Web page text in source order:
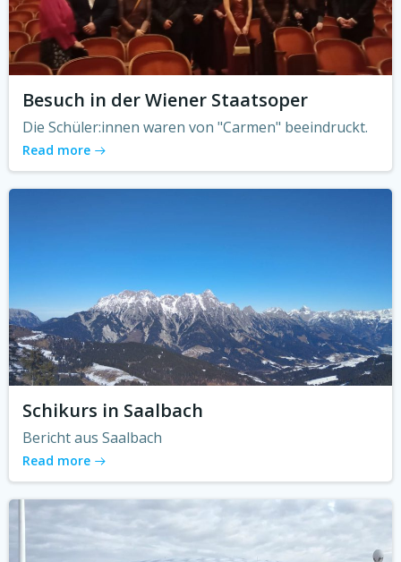
Besuch in der Wiener Staatsoper
Die Schüler:innen waren von "Carmen" beeindruckt.
Read more
Schikurs in Saalbach
Bericht aus Saalbach
Read more